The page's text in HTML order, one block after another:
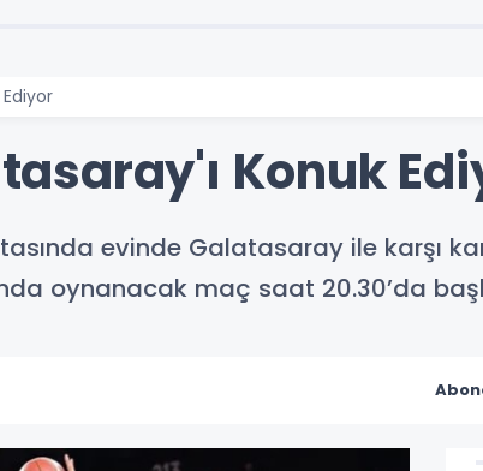
Konuk
evinde Galatasaray ile karşı
oynanacak maç saat 20.30’da